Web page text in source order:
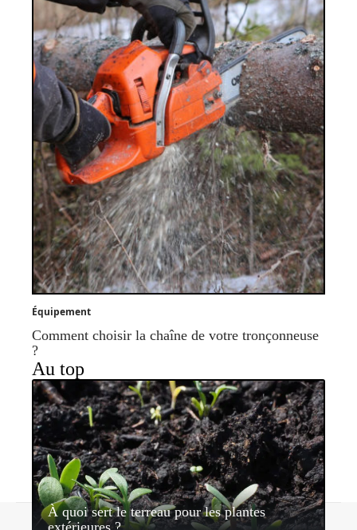
Équipement
Comment choisir la chaîne de votre tronçonneuse
?
Au top
À quoi sert le terreau pour les plantes
Contact Mentions légales Sitemap